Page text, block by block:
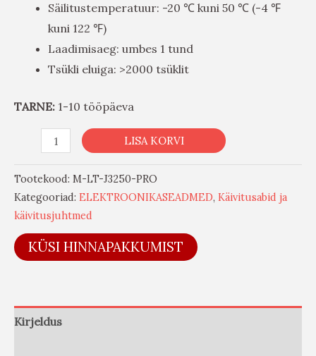
Säilitustemperatuur: -20 ℃ kuni 50 ℃ (-4 ℉
kuni 122 ℉)
Laadimisaeg: umbes 1 tund
Tsükli eluiga: >2000 tsüklit
TARNE: 1-10 tööpäeva
LISA KORVI
Tootekood: M-LT-J3250-PRO
Kategooriad: ELEKTROONIKASEADMED, Käivitusabid ja
käivitusjuhtmed
KÜSI HINNAPAKKUMIST
Kirjeldus